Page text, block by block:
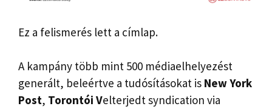
Ez a felismerés lett a címlap.
A kampány több mint 500 médiaelhelyezést
generált, beleértve a tudósításokat is New York
Post, Torontói Velterjedt syndication via